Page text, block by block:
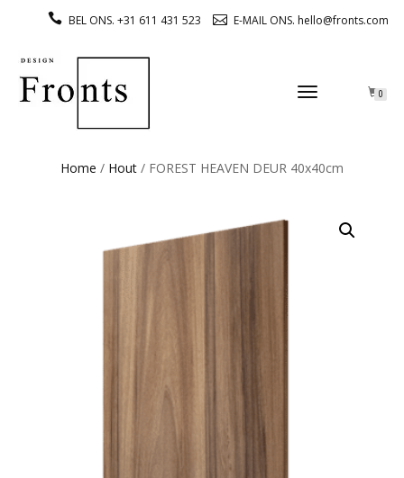
BEL ONS. +31 611 431 523 E-MAIL ONS. hello@fronts.com
TOGGLE
0
Home / Hout / FOREST HEAVEN DEUR 40x40cm